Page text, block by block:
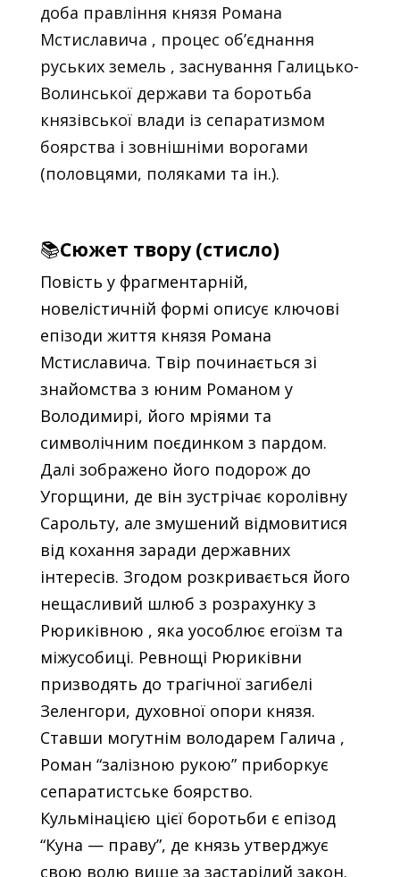
доба правління князя Романа
Мстиславича , процес об’єднання
руських земель , заснування Галицько-
Волинської держави та боротьба
князівської влади із сепаратизмом
боярства і зовнішніми ворогами
(половцями, поляками та ін.).
📚Сюжет твору (стисло)
Повість у фрагментарній,
новелістичній формі описує ключові
епізоди життя князя Романа
Мстиславича. Твір починається зі
знайомства з юним Романом у
Володимирі, його мріями та
символічним поєдинком з пардом.
Далі зображено його подорож до
Угорщини, де він зустрічає королівну
Сарольту, але змушений відмовитися
від кохання заради державних
інтересів. Згодом розкривається його
нещасливий шлюб з розрахунку з
Рюриківною , яка уособлює егоїзм та
міжусобиці. Ревнощі Рюриківни
призводять до трагічної загибелі
Зеленгори, духовної опори князя.
Ставши могутнім володарем Галича ,
Роман “залізною рукою” приборкує
сепаратистське боярство.
Кульмінацією цієї боротьби є епізод
“Куна — праву”, де князь утверджує
свою волю вище за застарілий закон.